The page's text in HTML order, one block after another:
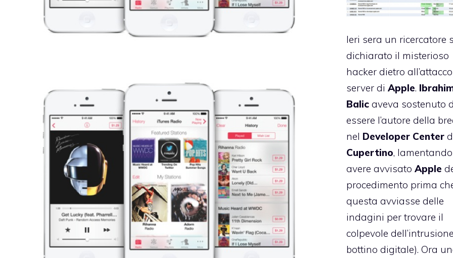
Ieri sera un ricercatore
dichiarato il misterioso
hacker dietro
server diApple.
Balic aveva sostenuto
essere l’autore della
nel Developer Center
Cupertino,
avere avvisatoApple
procedimento prima
questa avviasse delle
indagini per trovare il
colpevole
bottino digitale). Ora